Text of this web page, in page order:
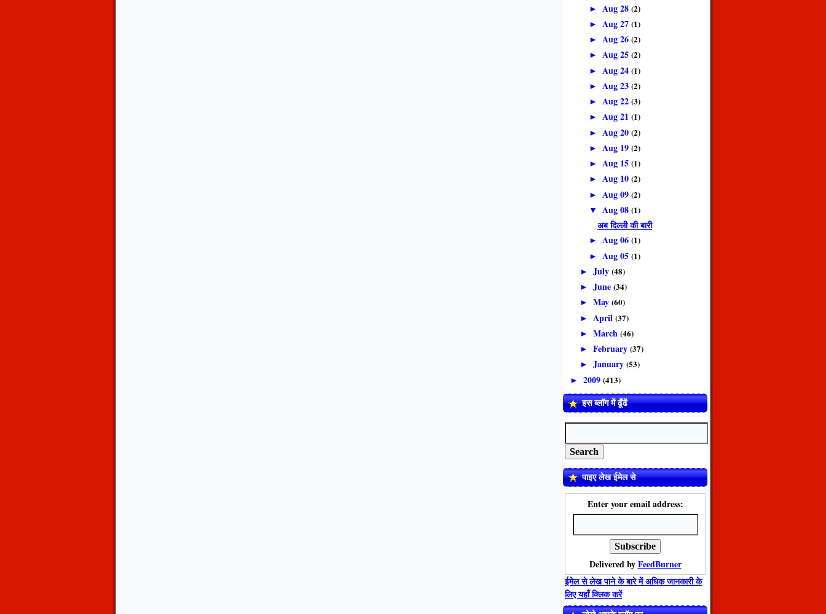
► Aug 28(2)
► Aug 27(1)
► Aug 26(2)
►Aug 25(2)
► Aug 24(1)
► Aug 23(2)
► Aug 22(3)
►Aug 21(1)
► Aug 20(2)
► Aug 19(2)
► Aug 15(1)
►Aug 10(2)
► Aug 09(2)
▼ Aug 08(1)
अब दिल्ली की बारी
►Aug 06(1)
► Aug 05(1)
► July (48)
► June (34)
► May (60)
► April (37)
► March (46)
► February (37)
► January (53)
► 2009 (413)
इस ब्लॉग में ढूँढें
पाइए लेख ईमेल से
Enter your email address:
Delivered byFeedBurner
ईमेल से लेख पाने के बारे में अधिक जानकारी के
लिए यहाँ क्लिक करें